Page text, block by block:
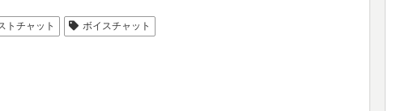
トチャット ボイスチャット